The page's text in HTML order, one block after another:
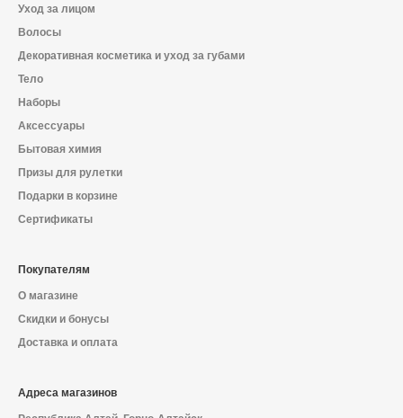
Уход за лицом
Волосы
Декоративная косметика и уход за губами
Тело
Наборы
Аксессуары
Бытовая химия
Призы для рулетки
Подарки в корзине
Сертификаты
Покупателям
О магазине
Скидки и бонусы
Доставка и оплата
Адреса магазинов